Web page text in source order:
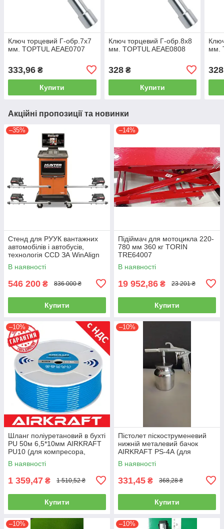
Ключ торцевий Г-обр.7x7
мм. TOPTUL AEAE0707
333,96 ₴
Купити
Ключ торцевий Г-обр.8x8
мм. TOPTUL AEAE0808
328₴
Купити
мм.
Акційні пропозиції та новинки
–35%
Стенд для РУУК вантажних
автомобілів і автобусів,
технологія CCD ЗА WinAlign
HUNTER WA510E-DSP740T
В наявності
546 200 ₴ 836 000 ₴
Купити
–14%
Підіймач для мотоцикла 220-
780 мм 360 кг TORIN
TRE64007
В наявності
19 952,86 ₴ 23 201 ₴
Купити
–10%
Шланг поліуретановий в бухті
PU 50м 6,5*10мм AIRKRAFT
PU10 (для компресора,
пневматичний, повітряний)
В наявності
1 359,47 ₴ 1 510,52 ₴
Купити
–10%
Пістолет піскоструменевий
нижній металевий бачок
AIRKRAFT PS-4А (для
розпилення, нагнітання,
пневмопістолет)
В наявності
331,45 ₴ 368,28 ₴
Купити
–10% –10%